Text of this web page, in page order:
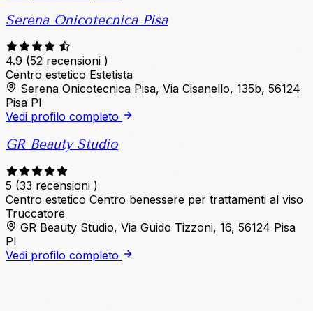
Serena Onicotecnica Pisa
4.9 (52 recensioni )
Centro estetico Estetista
Serena Onicotecnica Pisa, Via Cisanello, 135b, 56124
Pisa PI
Vedi profilo completo
GR Beauty Studio
5 (33 recensioni )
Centro estetico Centro benessere per trattamenti al viso
Truccatore
GR Beauty Studio, Via Guido Tizzoni, 16, 56124 Pisa
PI
Vedi profilo completo